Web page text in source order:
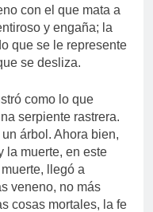
con el que mata a
y engaña; la
que se le represente
se desliza.
como lo que
serpiente rastrera.
árbol. Ahora bien,
la muerte, en este
llegó a
veneno, no más
cosas mortales, la fe